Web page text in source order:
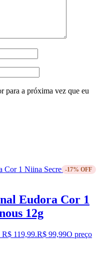
para a próxima vez que eu
-17% OFF
Eudora Cor 1
12g
119,99.R$ 99,99O preço